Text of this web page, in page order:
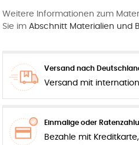
Weitere Informationen zum
Sie im Abschnitt Materialien und
Versand nach
Versand mit
Einmalige oder
Bezahle mit